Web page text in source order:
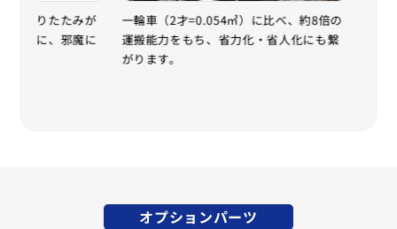
で折りたたみが
が楽に、邪魔に
一輪車（2才=0.054㎥）に比べ、約8倍の
運搬能力をもち、省力化・省人化にも繋
がります。
オプションパーツ